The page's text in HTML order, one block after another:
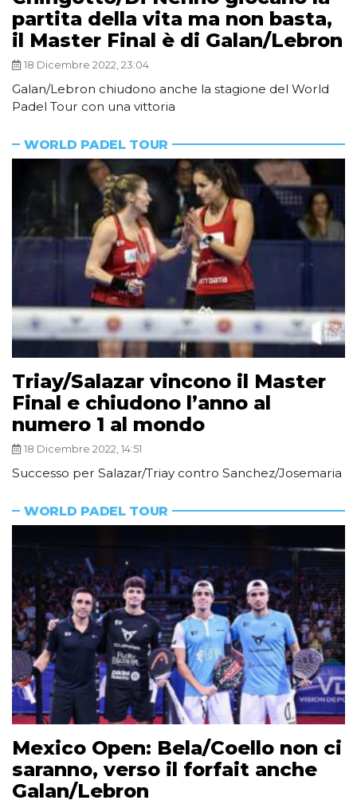
partita della vita ma non basta,
il Master Final è di Galan/Lebron
18 Dicembre 2022, 23:04
Galan/Lebron chiudono anche la stagione del World
Padel Tour con una vittoria
WORLD PADEL TOUR
Triay/Salazar vincono il Master
Final e chiudono l’anno al
numero 1 al mondo
18 Dicembre 2022, 14:51
Successo per Salazar/Triay contro Sanchez/Josemaria
WORLD PADEL TOUR
Mexico Open: Bela/Coello non ci
saranno, verso il forfait anche
Galan/Lebron